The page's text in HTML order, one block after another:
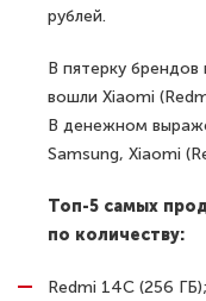
рублей.
В пятерку
вошли Xiaomi
В денежном
Samsung, Xiaomi
Топ-5 самых
по количеству:
Redmi 14C (256 ГБ);